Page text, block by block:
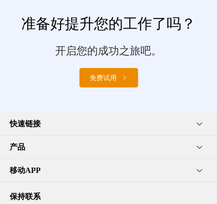
准备好提升您的工作了吗？
开启您的成功之旅吧。
免费试用
快速链接
产品
移动APP
保持联系